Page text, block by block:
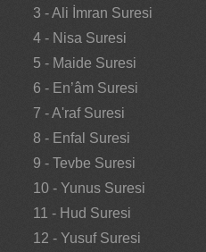
3 - Ali İmran Suresi
4 - Nisa Suresi
5 - Maide Suresi
6 - En’âm Suresi
7 - A'raf Suresi
8 - Enfal Suresi
9 - Tevbe Suresi
10 - Yunus Suresi
11 - Hud Suresi
12 - Yusuf Suresi